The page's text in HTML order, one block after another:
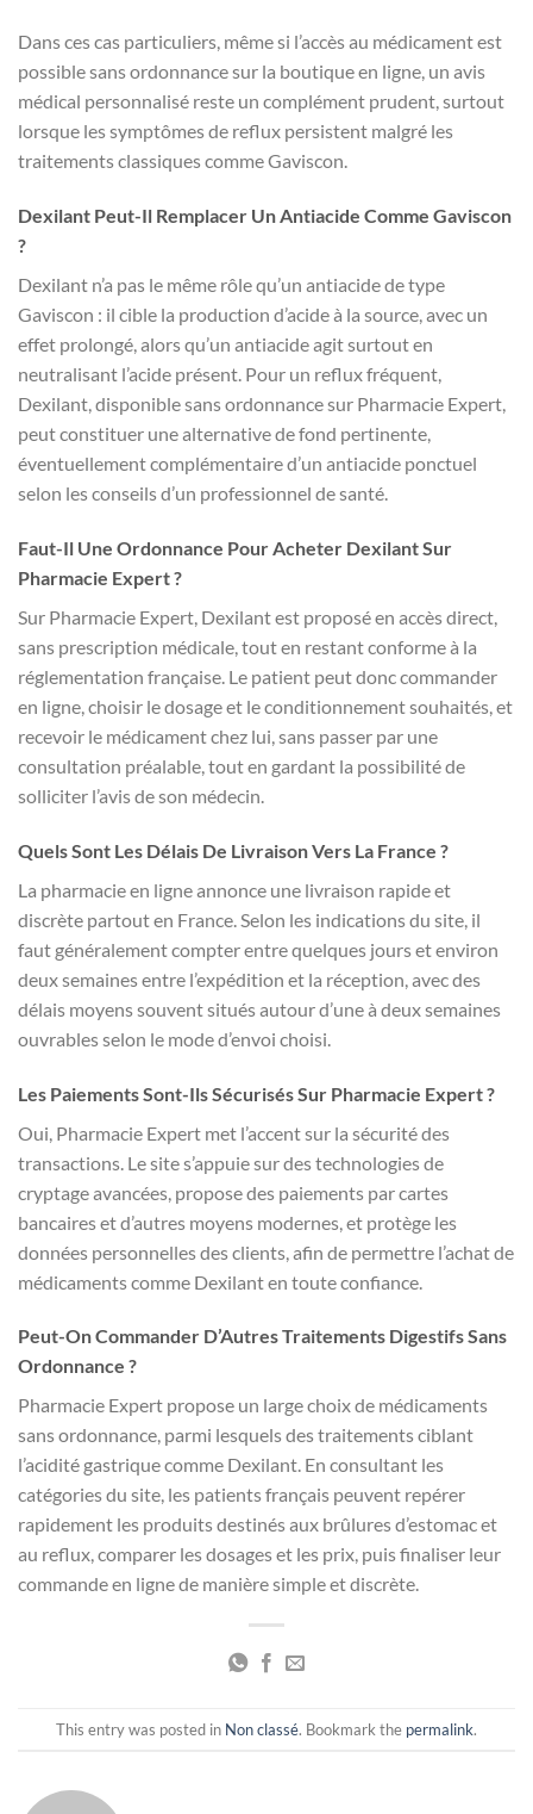
Dans ces cas particuliers, même si l’accès au médicament est
possible sans ordonnance sur la boutique en ligne, un avis
médical personnalisé reste un complément prudent, surtout
lorsque les symptômes de reflux persistent malgré les
traitements classiques comme Gaviscon.
Dexilant Peut-Il Remplacer Un Antiacide Comme Gaviscon
?
Dexilant n’a pas le même rôle qu’un antiacide de type
Gaviscon : il cible la production d’acide à la source, avec un
effet prolongé, alors qu’un antiacide agit surtout en
neutralisant l’acide présent. Pour un reflux fréquent,
Dexilant, disponible sans ordonnance sur Pharmacie Expert,
peut constituer une alternative de fond pertinente,
éventuellement complémentaire d’un antiacide ponctuel
selon les conseils d’un professionnel de santé.
Faut-Il Une Ordonnance Pour Acheter Dexilant Sur
Pharmacie Expert ?
Sur Pharmacie Expert, Dexilant est proposé en accès direct,
sans prescription médicale, tout en restant conforme à la
réglementation française. Le patient peut donc commander
en ligne, choisir le dosage et le conditionnement souhaités, et
recevoir le médicament chez lui, sans passer par une
consultation préalable, tout en gardant la possibilité de
solliciter l’avis de son médecin.
Quels Sont Les Délais De Livraison Vers La France ?
La pharmacie en ligne annonce une livraison rapide et
discrète partout en France. Selon les indications du site, il
faut généralement compter entre quelques jours et environ
deux semaines entre l’expédition et la réception, avec des
délais moyens souvent situés autour d’une à deux semaines
ouvrables selon le mode d’envoi choisi.
Les Paiements Sont-Ils Sécurisés Sur Pharmacie Expert ?
Oui, Pharmacie Expert met l’accent sur la sécurité des
transactions. Le site s’appuie sur des technologies de
cryptage avancées, propose des paiements par cartes
bancaires et d’autres moyens modernes, et protège les
données personnelles des clients, afin de permettre l’achat de
médicaments comme Dexilant en toute confiance.
Peut-On Commander D’Autres Traitements Digestifs Sans
Ordonnance ?
Pharmacie Expert propose un large choix de médicaments
sans ordonnance, parmi lesquels des traitements ciblant
l’acidité gastrique comme Dexilant. En consultant les
catégories du site, les patients français peuvent repérer
rapidement les produits destinés aux brûlures d’estomac et
au reflux, comparer les dosages et les prix, puis finaliser leur
commande en ligne de manière simple et discrète.
This entry was posted in Non classé. Bookmark the permalink.